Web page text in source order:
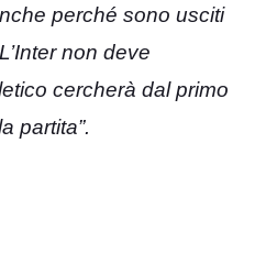
perché sono usciti
non deve
cercherà dal primo
partita”.